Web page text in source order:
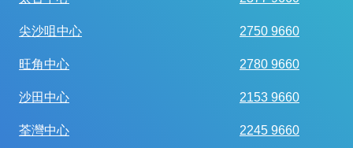
尖沙咀中心 2750 9660
旺角中心 2780 9660
沙田中心 2153 9660
荃灣中心 2245 9660